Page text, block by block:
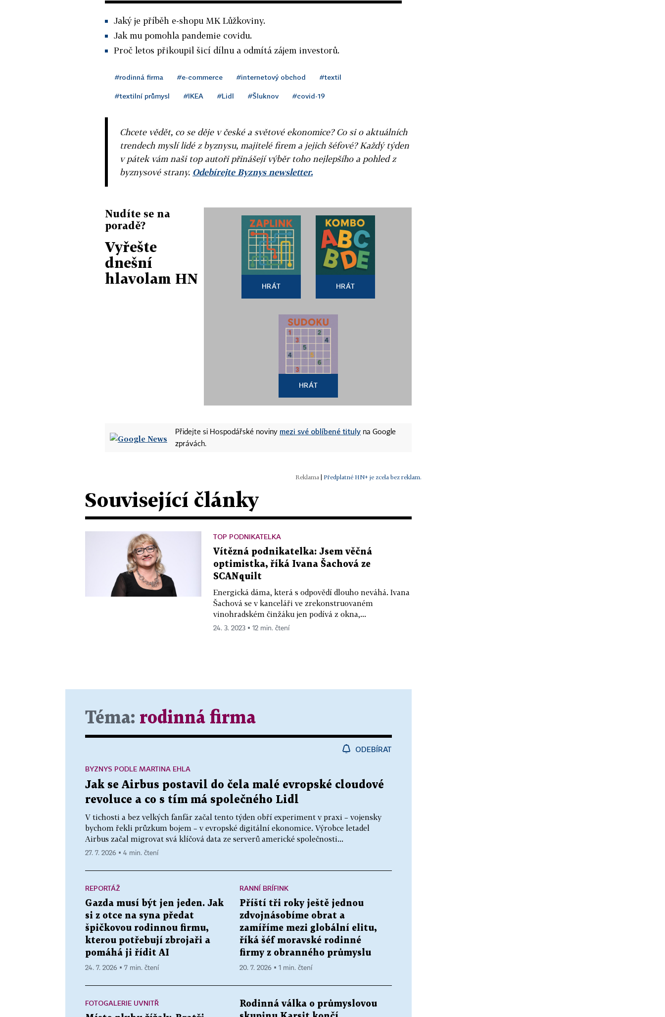
Jaký je příběh e-shopu MK Lůžkoviny.
Jak mu pomohla pandemie covidu.
Proč letos přikoupil šicí dílnu a odmítá zájem investorů.
#rodinná firma #e-commerce #internetový obchod #textil
#textilní průmysl #IKEA #Lidl #Šluknov #covid-19
Chcete vědět, co se děje v české a světové ekonomice? Co si o aktuálních
trendech myslí lidé z byznysu, majitelé firem a jejich šéfové? Každý týden
v pátek vám naši top autoři přinášejí výběr toho nejlepšího a pohled z
byznysové strany. Odebírejte Byznys newsletter.
Nudíte se na
poradě?
Vyřešte
dnešní
hlavolam HN
HRÁT HRÁT
HRÁT
Přidejte si Hospodářské noviny mezi své oblíbené tituly na Google
zprávách.
| Předplatné HN+ je zcela bez reklam.
Související články
TOP PODNIKATELKA
Vítězná podnikatelka: Jsem věčná
optimistka, říká Ivana Šachová ze
SCANquilt
Energická dáma, která s odpovědí dlouho neváhá. Ivana
Šachová se v kanceláři ve zrekonstruovaném
vinohradském činžáku jen podívá z okna,...
24. 3. 2023 ▪ 12 min. čtení
Téma: rodinná firma
ODEBÍRAT
Jak se Airbus postavil do čela malé evropské cloudové
revoluce a co s tím má společného Lidl
V tichosti a bez velkých fanfár začal tento týden obří experiment v praxi – vojensky
bychom řekli průzkum bojem – v evropské digitální ekonomice. Výrobce letadel
Airbus začal migrovat svá klíčová data ze serverů americké společnosti...
BYZNYS PODLE MARTINA EHLA
27. 7. 2026 ▪ 4 min. čtení
REPORTÁŽ
Gazda musí být jen jeden. Jak
si z otce na syna předat
špičkovou rodinnou firmu,
kterou potřebují zbrojaři a
pomáhá ji řídit AI
24. 7. 2026 ▪ 7 min. čtení
RANNÍ BRÍFINK
Příští tři roky ještě jednou
zdvojnásobíme obrat a
zamíříme mezi globální elitu,
říká šéf moravské rodinné
firmy z obranného průmyslu
20. 7. 2026 ▪ 1 min. čtení
FOTOGALERIE UVNITŘ
Rodinná válka o průmyslovou